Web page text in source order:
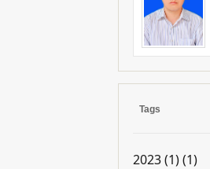
Tags
2023 (1)(1)